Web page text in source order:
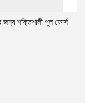
জন্য শক্তিশালী পুল ফোর্স